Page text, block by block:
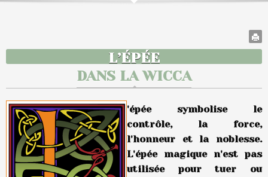
L’ÉPÉE
DANS LA WICCA
'épée symbolise le
contrôle, la force,
l'honneur et la noblesse.
L'épée magique n'est pas
utilisée pour tuer ou